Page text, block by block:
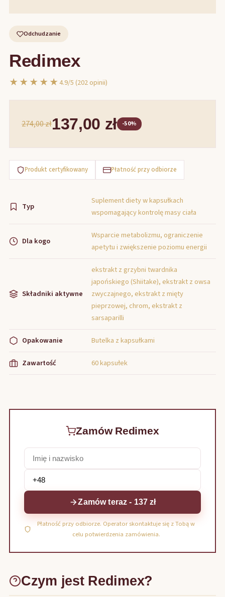
Odchudzanie
Redimex
★★★★★4.9/5 (202 opinii)
274,00 zł137,00 zł -50%
Produkt certyfikowany Płatność przy odbiorze
Typ
Suplement diety w kapsułkach
wspomagający kontrolę masy ciała
Dla kogo
Wsparcie metabolizmu, ograniczenie
apetytu i zwiększenie poziomu energii
Składniki aktywne
ekstrakt z grzybni twardnika
japońskiego (Shiitake), ekstrakt z owsa
zwyczajnego, ekstrakt z mięty
pieprzowej, chrom, ekstrakt z
sarsaparilli
Opakowanie Butelka z kapsułkami
Zawartość 60 kapsułek
Zamów Redimex
Zamów teraz - 137 zł
Płatność przy odbiorze. Operator skontaktuje się z Tobą w
celu potwierdzenia zamówienia.
Czym jest Redimex?